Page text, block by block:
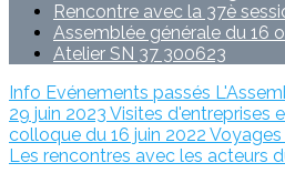
Rencontre avec la 37è
Assemblée générale du 16
Atelier SN 37 300623
Info Evénements passés
29 juin 2023 Visites d'entreprises
colloque du 16 juin 2022
Les rencontres avec les acteurs